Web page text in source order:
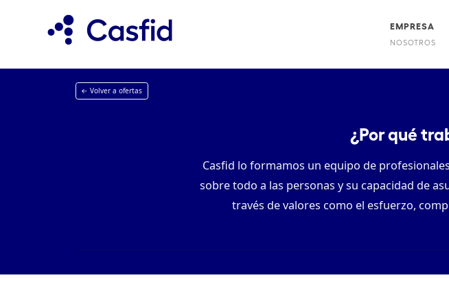
EMPRESA
NOSOTROS
← Volver a ofertas
¿Por qué
Casfid lo formamos un equipo de
sobre todo a las personas y su capacidad de
través de valores como el esfuerzo,